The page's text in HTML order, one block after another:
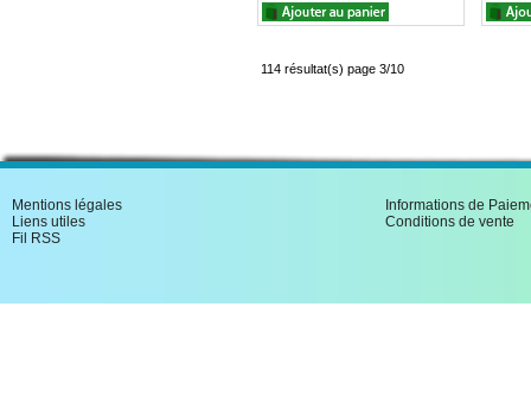
114 résultat(s) page 3/10
Mentions légales
Liens utiles
Fil RSS
Informations de
Conditions de vente